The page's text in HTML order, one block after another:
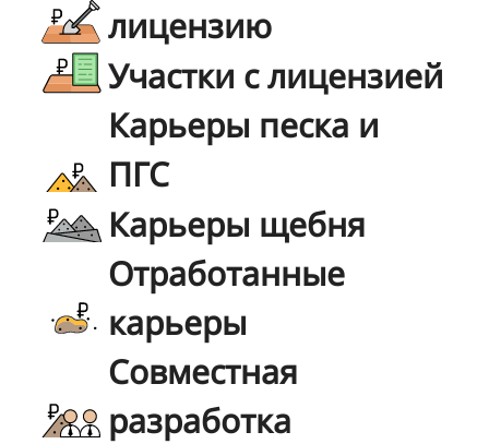
лицензию
Участки с лицензией
Карьеры песка и
ПГС
Карьеры щебня
Отработанные
карьеры
Совместная
разработка